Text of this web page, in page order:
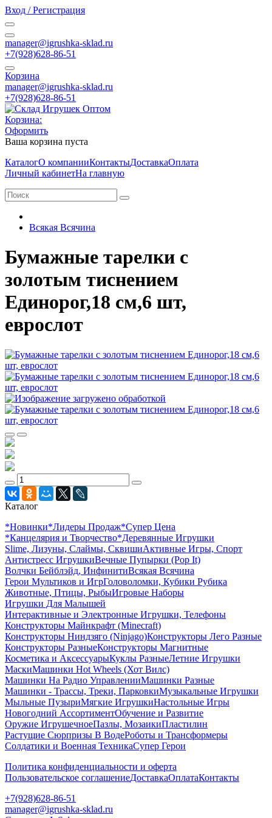
Вход / Регистрация
manager@igrushka-sklad.ru
+7(928)628-86-51
Корзина
manager@igrushka-sklad.ru
+7(928)628-86-51
Корзина:
Оформить
Ваша корзина пуста
КаталогО компанииКонтактыДоставкаОплата
Личный кабинетНа главную
Всякая Всячина
Бумажные тарелки с
золотым тиснением
Единорог,18 см,6 шт,
еврослот
Каталог
*Новинки*Лидеры Продаж*Супер Цена
*Канцелярия и Творчество*Деревянные Игрушки
Slime, Лизуны, Слаймы, СквишиАктивные Игры, Спорт
Антистресс ИгрушкиВечные Пупырки (Pop It)
Волчки Бейблэйд, ИнфинитиВсякая Всячина
Герои Мультиков и ИгрГоловоломки, Кубики Рубика
Животные, Птицы, РыбыИгровые Наборы
Игрушки Для Малышей
Интерактивные и Электронные Игрушки, Телефоны
Конструкторы Майнкрафт (Minecraft)
Конструкторы Ниндзяго (Ninjago)Конструкторы Лего Разные
Конструкторы РазныеКонструкторы Магнитные
Косметика и АксессуарыКуклы РазныеЛетние Игрушки
МаскиМашинки Hot Wheels (Хот Вилс)
Машинки На Радио УправленииМашинки Разные
Машинки - Трассы, Треки, ПарковкиМузыкальные Игрушки
Мыльные ПузыриМягкие ИгрушкиНастольные Игры
Новогодний АссортиментОбучение и Развитие
Оружие ИгрушечноеПазлы, МозаикиПластилин
Растущие Сюрпризы В ВодеРоботы и Трансформеры
Солдатики и Военная ТехникаСупер Герои
Политика конфиденциальности и оферта
Пользовательское соглашениеДоставкаОплатаКонтакты
+7(928)628-86-51
manager@igrushka-sklad.ru